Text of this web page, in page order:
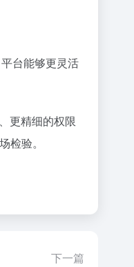
台能够更灵活
更精细的权限
验。
下一篇